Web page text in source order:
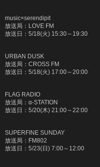
music×serendipit
放送局： LOVE FM
放送日： 5/18(火) 15:30～ 19:30
URBAN DUSK
放送局： CROSS FM
放送日： 5/18(火) 17:00～20:00
FLAG RADIO
放送局： α-STATION
放送日： 5/20(木) 21:00～22:00
SUPERFINE SUNDAY
放送局： FM802
放送日： 5/23(日 ) 7:00～ 12:00